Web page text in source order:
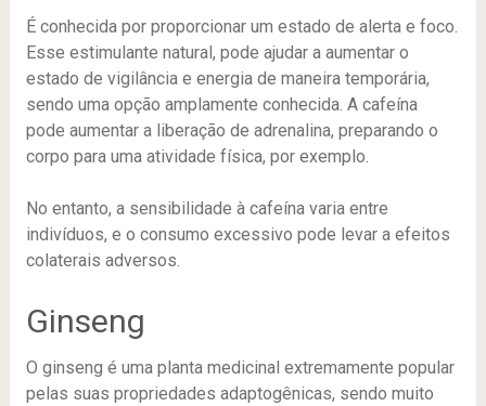
É conhecida por proporcionar um estado de alerta e foco.
Esse estimulante natural, pode ajudar a aumentar o
estado de vigilância e energia de maneira temporária,
sendo uma opção amplamente conhecida. A cafeína
pode aumentar a liberação de adrenalina, preparando o
corpo para uma atividade física, por exemplo.
No entanto, a sensibilidade à cafeína varia entre
indivíduos, e o consumo excessivo pode levar a efeitos
colaterais adversos.
Ginseng
O ginseng é uma planta medicinal extremamente popular
pelas suas propriedades adaptogênicas, sendo muito